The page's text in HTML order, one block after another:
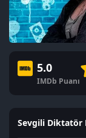
5.0
IMDb Puanı
Sevgili Diktatör